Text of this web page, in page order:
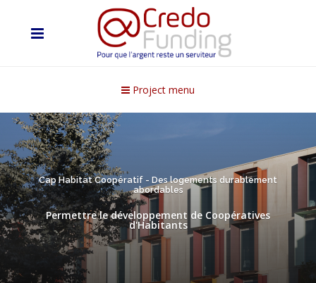
Project menu
Cap Habitat Coopératif - Des logements durablement
abordables
Permettre le développement de Coopératives
d'Habitants